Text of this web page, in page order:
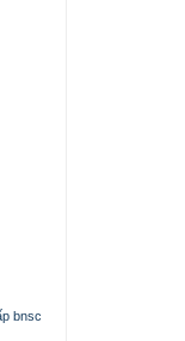
bnsc